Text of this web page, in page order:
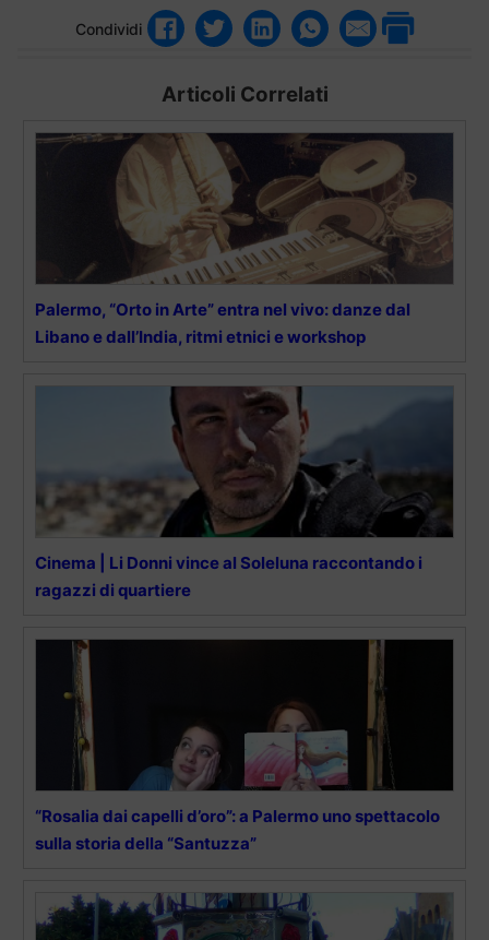
Condividi
Articoli Correlati
Palermo, “Orto in Arte” entra nel vivo: danze dal
Libano e dall’India, ritmi etnici e workshop
Cinema | Li Donni vince al Soleluna raccontando i
ragazzi di quartiere
“Rosalia dai capelli d’oro”: a Palermo uno spettacolo
sulla storia della “Santuzza”